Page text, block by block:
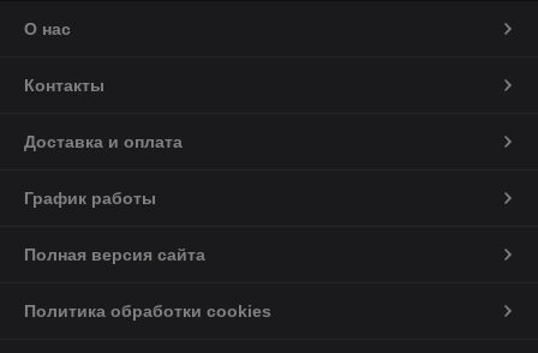
О нас
Контакты
Доставка и оплата
График работы
Полная версия сайта
Политика обработки cookies